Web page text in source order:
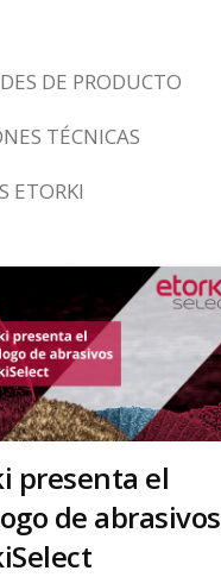
DE PRODUCTO
TÉCNICAS
ETORKI
presenta el
de abrasivos